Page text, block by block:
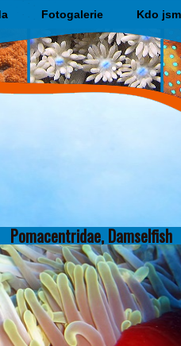
Fotogalerie Kdo
Pomacentridae, Damselfish